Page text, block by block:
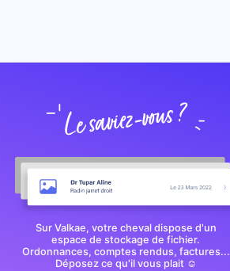
Sur Valkae, votre cheval dispose d'un
espace de stockage de fichier.
Ordonnances, comptes rendus, factures...
Déposez ce qu'il vous plait ☺️